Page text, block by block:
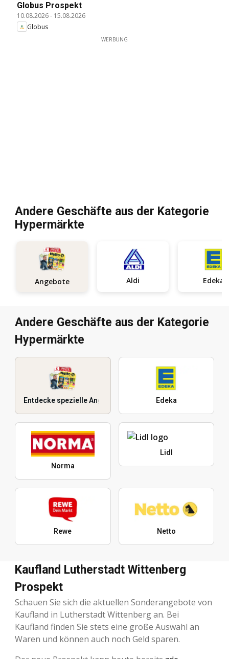
Globus Prospekt
10.08.2026- 15.08.2026
Globus
WERBUNG
Andere Geschäfte aus der Kategorie
Hypermärkte
Angebote Aldi Edeka
Andere Geschäfte aus der Kategorie
Hypermärkte
Entdecke spezielle Angebote Edeka
Norma
Lidl
Rewe Netto
Kaufland Lutherstadt Wittenberg
Prospekt
Schauen Sie sich die aktuellen Sonderangebote von
Kaufland in Lutherstadt Wittenberg an. Bei
Kaufland finden Sie stets eine große Auswahl an
Waren und können auch noch Geld sparen.